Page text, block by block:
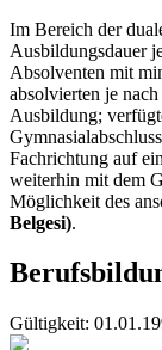
Im Bereich der
Ausbildungsdauer
Absolventen mit
absolvierten je
Ausbildung;
Fachrichtung auf
weiterhin mit dem
Möglichkeit des
Belgesi).
Gültigkeit: